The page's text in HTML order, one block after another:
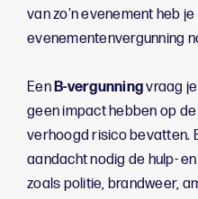
van zo'n evenement heb
evenementenvergunning
EenB-vergunningvraag
geen impact hebben op
verhoogd risico bevatten.
aandacht nodig de hulp-
zoals politie, brandweer,